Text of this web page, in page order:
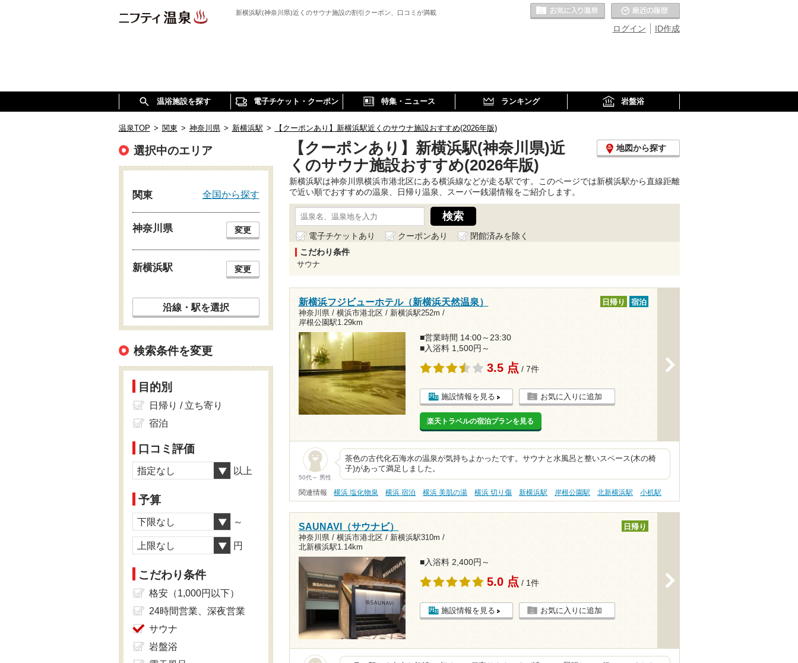
新横浜駅(神奈川県)近くのサウナ施設の割引クーポン、口コミが満載
ID作成
ログイン
お気に入りの温泉
温浴施設を探す 電子チケット・クーポン 特集・ニュース ランキング 岩盤浴
温泉TOP > 関東 > 神奈川県 > 新横浜駅 > 【クーポンあり】新横浜駅近くのサウナ施設おすすめ(2026年版)
【クーポンあり】新横浜駅(神奈川県)近
くのサウナ施設おすすめ(2026年版)
地図から探す
新横浜駅は神奈川県横浜市港北区にある横浜線などが走る駅です。このページでは新横浜駅から直線距離
で近い順でおすすめの温泉、日帰り温泉、スーパー銭湯情報をご紹介します。
電子チケットあり クーポンあり
閉館済みを除く
こだわり条件
サウナ
新横浜フジビューホテル（新横浜天然温泉）
神奈川県 / 横浜市港北区 / 新横浜駅252m /
岸根公園駅1.29km
日帰り 宿泊
■営業時間 14:00～23:30
■入浴料 1,500円～
3.5 点 / 7件
施設情報を見る お気に入りに追加
楽天トラベルの宿泊プランを見る
50代～ 男性
茶色の古代化石海水の温泉が気持ちよかったです。サウナと水風呂と整いスペース(木の椅
子)があって満足しました。
関連情報 横浜 塩化物泉 横浜 宿泊 横浜 美肌の湯 横浜 切り傷 新横浜駅 岸根公園駅 北新横浜駅 小机駅
SAUNAVI（サウナビ）
神奈川県 / 横浜市港北区 / 新横浜駅310m /
北新横浜駅1.14km
日帰り
■入浴料 2,400円～
5.0 点 / 1件
施設情報を見る お気に入りに追加
選択中のエリア
関東 全国から探す
神奈川県 変更
新横浜駅 変更
沿線・駅を選択
検索条件を変更
目的別
日帰り / 立ち寄り
宿泊
口コミ評価
指定なし 以上
予算
下限なし ～
上限なし 円
こだわり条件
格安（1,000円以下）
24時間営業、深夜営業
サウナ
岩盤浴